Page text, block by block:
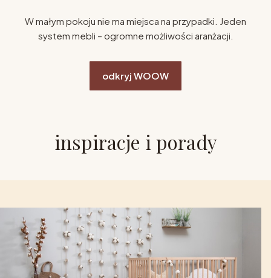
W małym pokoju nie ma miejsca na przypadki. Jeden
system mebli – ogromne możliwości aranżacji.
odkryj WOOW
inspiracje i porady